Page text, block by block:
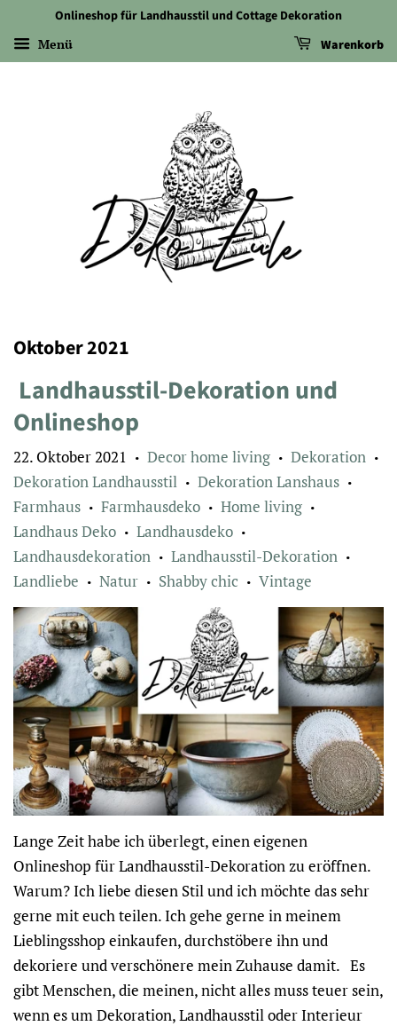
Onlineshop für Landhausstil und Cottage Dekoration
Menü Warenkorb
Oktober 2021
Landhausstil-Dekoration und
Onlineshop
22. Oktober 2021 • Decor home living • Dekoration •
Dekoration Landhausstil • Dekoration Lanshaus •
Farmhaus • Farmhausdeko • Home living •
Landhaus Deko • Landhausdeko •
Landhausdekoration • Landhausstil-Dekoration •
Landliebe • Natur • Shabby chic • Vintage
Lange Zeit habe ich überlegt, einen eigenen
Onlineshop für Landhausstil-Dekoration zu eröffnen.
Warum? Ich liebe diesen Stil und ich möchte das sehr
gerne mit euch teilen. Ich gehe gerne in meinem
Lieblingsshop einkaufen, durchstöbere ihn und
dekoriere und verschönere mein Zuhause damit. Es
gibt Menschen, die meinen, nicht alles muss teuer sein,
wenn es um Dekoration, Landhausstil oder Interieur